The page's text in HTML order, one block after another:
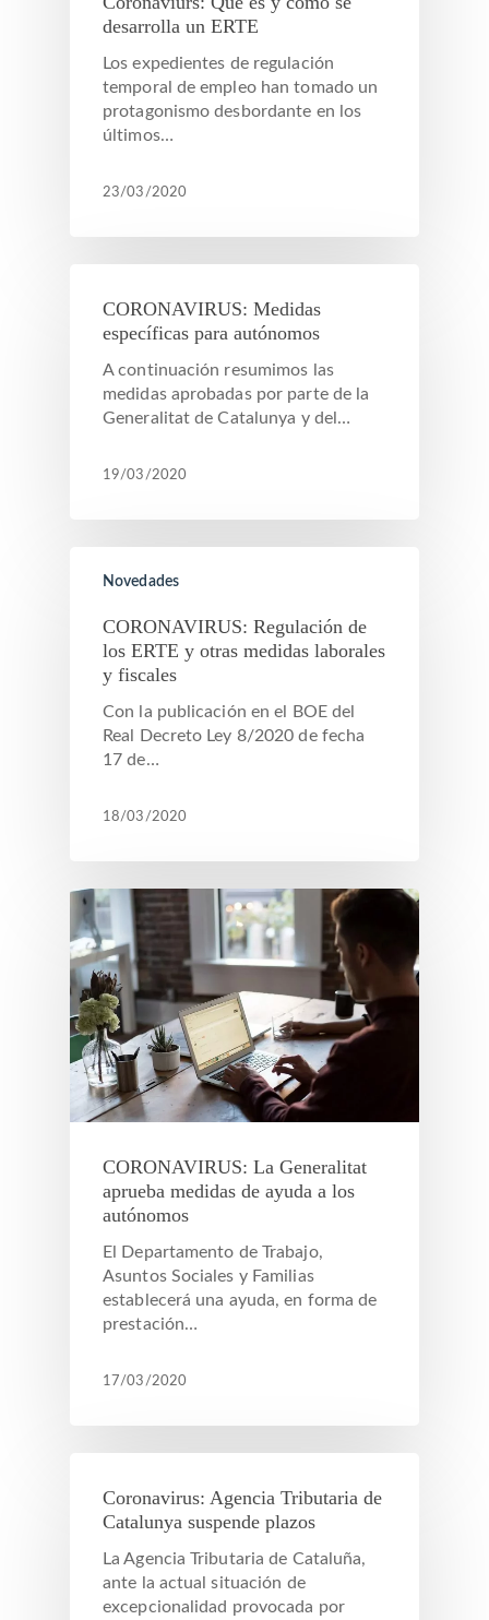
desarrolla un ERTE
Los expedientes de regulación
temporal de empleo han tomado un
protagonismo desbordante en los
últimos…
23/03/2020
CORONAVIRUS: Medidas
específicas para autónomos
A continuación resumimos las
medidas aprobadas por parte de la
Generalitat de Catalunya y del…
19/03/2020
Novedades
CORONAVIRUS: Regulación de
los ERTE y otras medidas laborales
y fiscales
Con la publicación en el BOE del
Real Decreto Ley 8/2020 de fecha
17 de…
18/03/2020
CORONAVIRUS: La Generalitat
aprueba medidas de ayuda a los
autónomos
El Departamento de Trabajo,
Asuntos Sociales y Familias
establecerá una ayuda, en forma de
prestación…
17/03/2020
Coronavirus: Agencia Tributaria de
Catalunya suspende plazos
La Agencia Tributaria de Cataluña,
ante la actual situación de
excepcionalidad provocada por